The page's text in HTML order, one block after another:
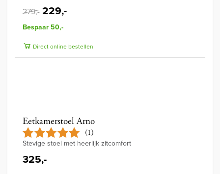
279,- 229,-
Bespaar 50,-
Direct online bestellen
Eetkamerstoel Arno
(1)
Stevige stoel met heerlijk zitcomfort
325,-